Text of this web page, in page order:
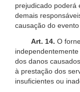
prejudicado poderá
demais
causação do evento
Art. 14. O
dos danos
à prestação dos
insuficientes ou